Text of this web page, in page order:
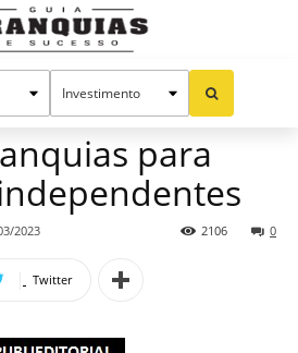
Publieditorial
para
2023 0
2106
Twitter